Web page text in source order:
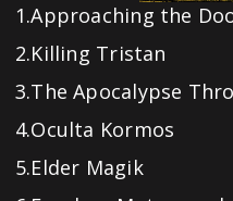
1.Approaching the
2.Killing Tristan
3.The Apocalypse
4.Oculta Kormos
5.Elder Magik